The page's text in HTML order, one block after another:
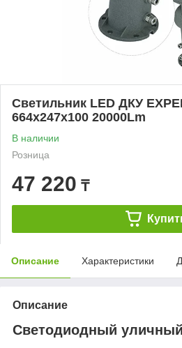
Светильник LED ДКУ
664x247x100 20000Lm
В наличии
Розница
47 220 ₸
Описание Характеристики
Описание
Светодиодный